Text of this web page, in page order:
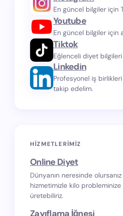
En güncel bilgiler için
Youtube
En güncel bilgiler için
Tiktok
Eğlenceli diyet bilgileri
Linkedin
Profesyonel iş
takip edelim.
HIZMETLERIMIZ
Online Diyet
Dünyanın neresinde
hizmetimizle kilo
üretebiliriz.
Zayıflama İğnesi